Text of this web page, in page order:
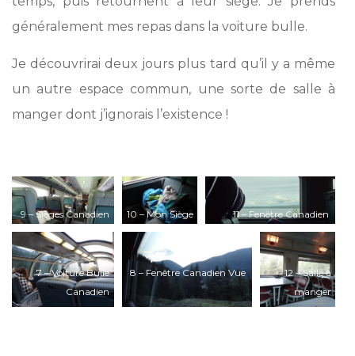
généralement mes repas dans la voiture bulle.
Je découvrirai deux jours plus tard qu’il y a même
un autre espace commun, une sorte de salle à
manger dont j’ignorais l’existence !
9 – Sièges Canadien
Vancouver Toronto
10 – Mon Siège
Canadien
VIARail
11 – Fenêtre Canadien
VIARail
7 – Voiture Bulle
Canadien
8 – Fenêtre Canadien Vue
12 – Salle à
manger
Canadien